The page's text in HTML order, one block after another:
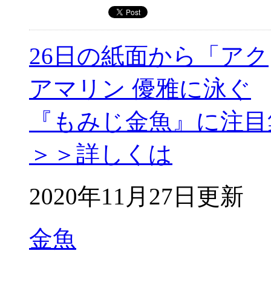
26日の紙面から「アク
アマリン 優雅に泳ぐ
『もみじ金魚』に注
＞＞詳しくは
2020年11月27日更新
金魚